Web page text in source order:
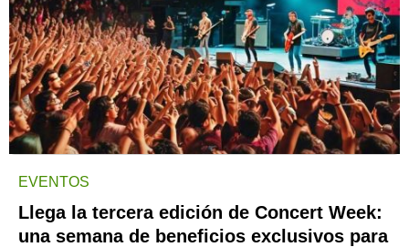
EVENTOS
Llega la tercera edición de Concert Week:
una semana de beneficios exclusivos para